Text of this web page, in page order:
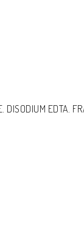
DISODIUM EDTA.